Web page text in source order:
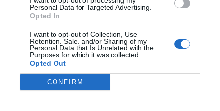
Personal Data for Targeted Advertising.
Opted In
I want to opt-out of Collection, Use,
Retention, Sale, and/or Sharing of my
Personal Data that Is Unrelated with the
Purposes for which it was collected.
Opted Out
CONFIRM
KEDVES OLVASÓNK!
A keresett cikk a portfolio.hu hírarchívumához
tartozik, melynek olvasása előfizetéses
regisztrációhoz kötött.
Az előfizetés a következőket tartalmazza:
Portfolio.hu teljes cikkarchívum
Kötéslisták: BÉT elmúlt 2 év napon belüli